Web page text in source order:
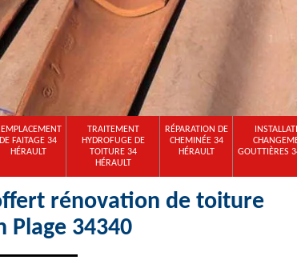
DE FAITAGE 34
HÉRAULT
TRAITEMENT
HYDROFUGE DE
TOITURE 34
HÉRAULT
RÉPARATION DE
CHEMINÉE 34
HÉRAULT
GOUTTIÈRES
rénovation de toiture
Plage 34340